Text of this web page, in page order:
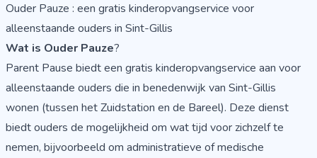
Ouder Pauze : een gratis kinderopvangservice voor
alleenstaande ouders in Sint-Gillis
Wat is Ouder Pauze?
Parent Pause biedt een gratis kinderopvangservice aan voor
alleenstaande ouders die in benedenwijk van Sint-Gillis
wonen (tussen het Zuidstation en de Bareel). Deze dienst
biedt ouders de mogelijkheid om wat tijd voor zichzelf te
nemen, bijvoorbeeld om administratieve of medische